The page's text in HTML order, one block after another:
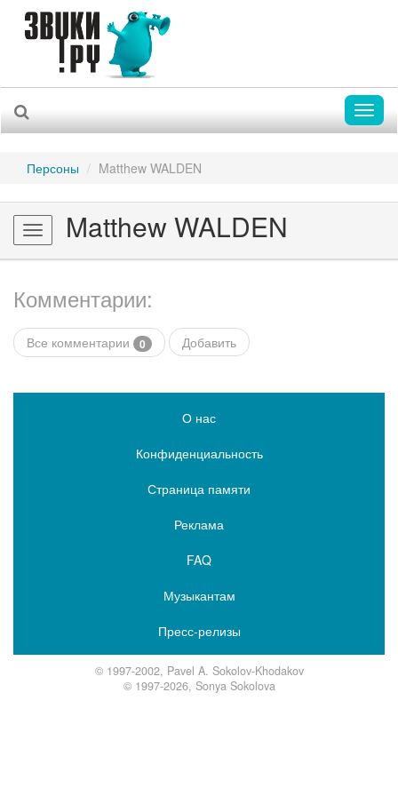
Персоны Matthew WALDEN
Toggle
navigation
Matthew WALDEN
Комментарии:
Все комментарии 0 Добавить
О нас
Конфиденциальность
Страница памяти
Реклама
FAQ
Музыкантам
Пресс-релизы
© 1997-2002, Pavel A. Sokolov-Khodakov
© 1997-2026, Sonya Sokolova